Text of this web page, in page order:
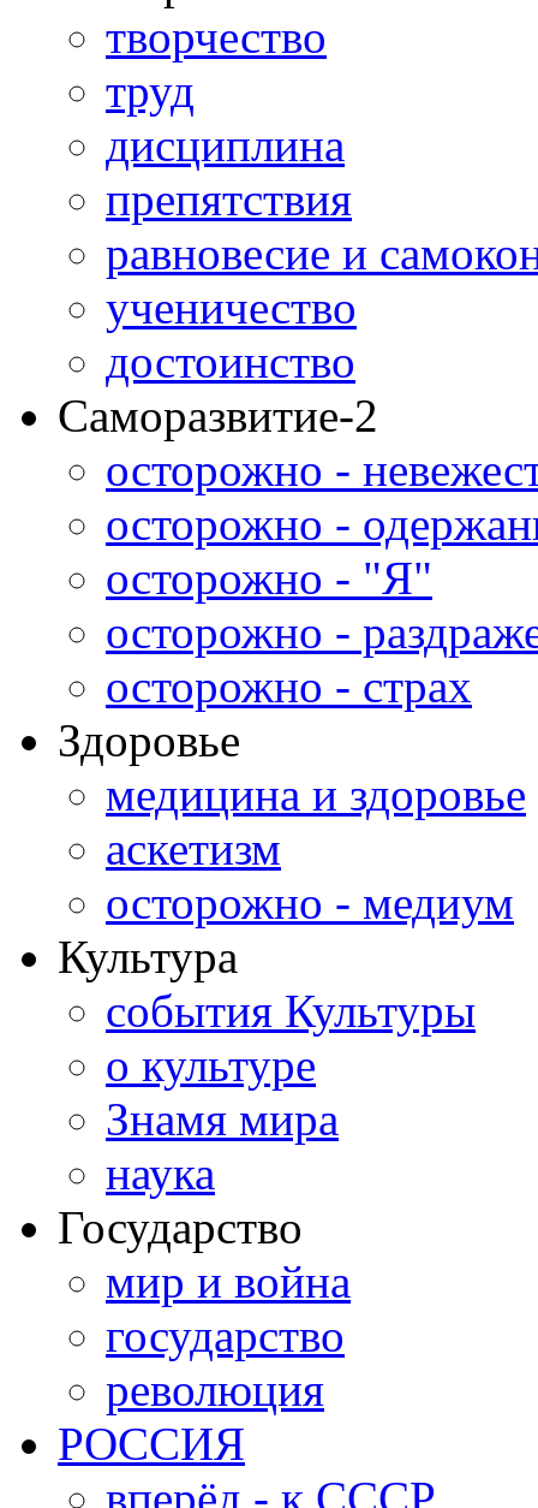
творчество
труд
дисциплина
препятствия
равновесие и
ученичество
достоинство
Саморазвитие-2
осторожно -
осторожно -
осторожно - "Я"
осторожно -
осторожно - страх
Здоровье
медицина и здоровье
аскетизм
осторожно - медиум
Культура
события Культуры
о культуре
Знамя мира
наука
Государство
мир и война
государство
революция
РОССИЯ
вперёд - к СССР